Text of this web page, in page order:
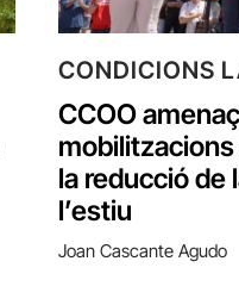
CONDICIONS
CCOO
mobilitzacions
la reducció de
l’estiu
Joan Cascante Agudo